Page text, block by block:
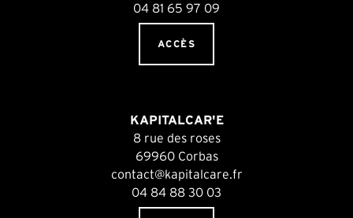
04 81 65 97 09
ACCÈS
KAPITALCAR'E
8 rue des roses
69960 Corbas
contact@kapitalcare.fr
04 84 88 30 03